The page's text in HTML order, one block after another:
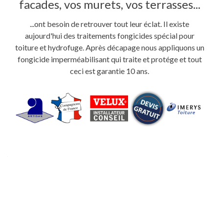
facades, vos murets, vos terrasses...
...ont besoin de retrouver tout leur éclat. Il existe
aujourd'hui des traitements fongicides spécial pour
toiture et hydrofuge. Après décapage nous appliquons un
fongicide imperméabilisant qui traite et protége et tout
ceci est garantie 10 ans.